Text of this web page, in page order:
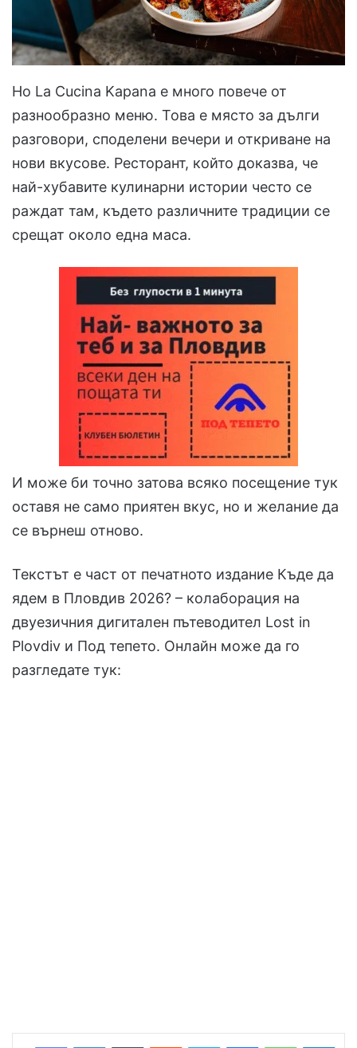
Но La Cucina Kapana е много повече от
разнообразно меню. Това е място за дълги
разговори, споделени вечери и откриване на
нови вкусове. Ресторант, който доказва, че
най-хубавите кулинарни истории често се
раждат там, където различните традиции се
срещат около една маса.
И може би точно затова всяко посещение тук
оставя не само приятен вкус, но и желание да
се върнеш отново.
Текстът е част от печатното издание Къде да
ядем в Пловдив 2026? – колаборация на
двуезичния дигитален пътеводител Lost in
Plovdiv и Под тепето. Онлайн може да го
разгледате тук: